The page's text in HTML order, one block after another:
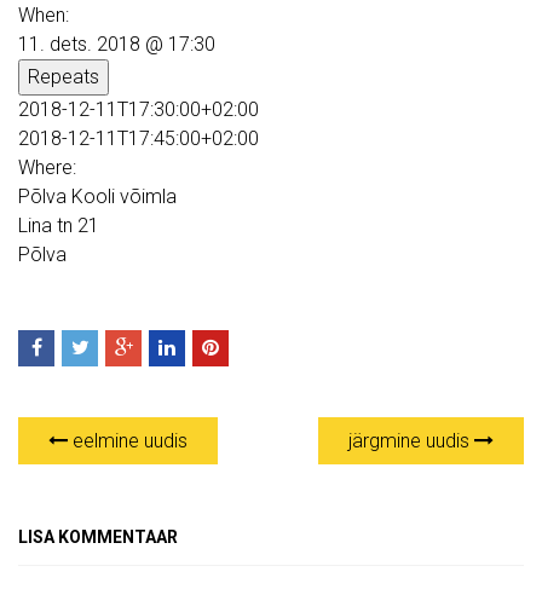
When:
11. dets. 2018 @ 17:30
Repeats
2018-12-11T17:30:00+02:00
2018-12-11T17:45:00+02:00
Where:
Põlva Kooli võimla
Lina tn 21
Põlva
eelmine uudis järgmine uudis
LISA KOMMENTAAR